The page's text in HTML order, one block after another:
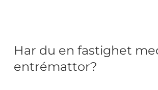
Har du en fastighet
entrémattor?